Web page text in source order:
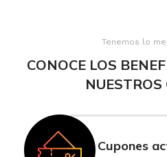
Tenemos lo
CONOCE LOS
NUESTROS
Cupones